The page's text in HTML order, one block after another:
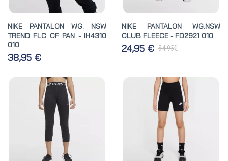
NIKE PANTALON WG. NSW
TREND FLC CF PAN - IH4310
010
38,95 €
NIKE PANTALON WG.NSW
CLUB FLEECE - FD2921 010
24,95 € 34,95€